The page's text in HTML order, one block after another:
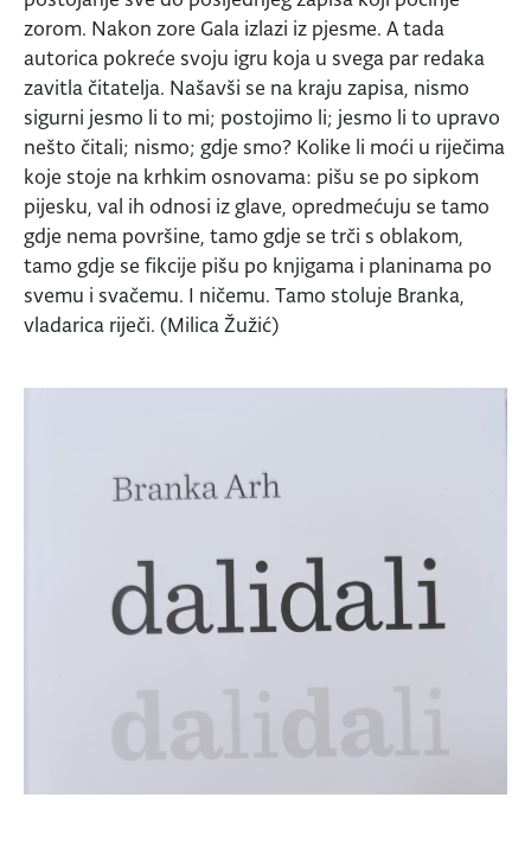
zorom. Nakon zore Gala izlazi iz pjesme. A tada
autorica pokreće svoju igru koja u svega par redaka
zavitla čitatelja. Našavši se na kraju zapisa, nismo
sigurni jesmo li to mi; postojimo li; jesmo li to upravo
nešto čitali; nismo; gdje smo? Kolike li moći u riječima
koje stoje na krhkim osnovama: pišu se po sipkom
pijesku, val ih odnosi iz glave, opredmećuju se tamo
gdje nema površine, tamo gdje se trči s oblakom,
tamo gdje se fikcije pišu po knjigama i planinama po
svemu i svačemu. I ničemu. Tamo stoluje Branka,
vladarica riječi. (Milica Žužić)